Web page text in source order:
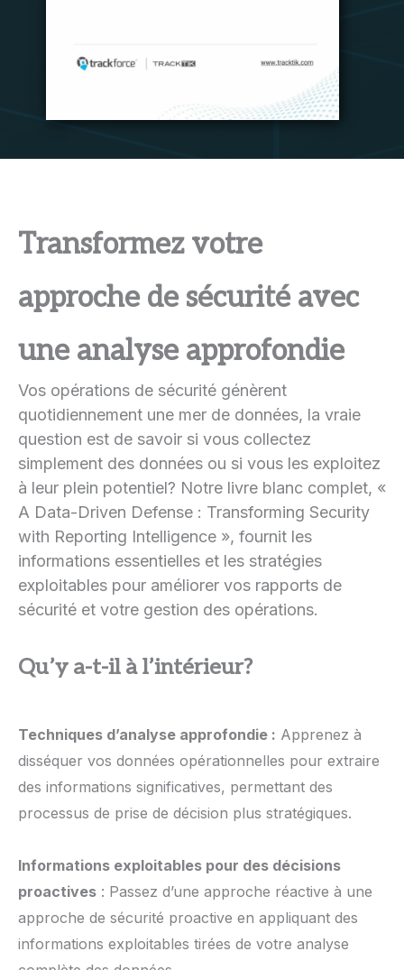
Transformez votre
approche de sécurité avec
une analyse approfondie
Vos opérations de sécurité génèrent
quotidiennement une mer de données, la vraie
question est de savoir si vous collectez
simplement des données ou si vous les exploitez
à leur plein potentiel? Notre livre blanc complet, «
A Data-Driven Defense : Transforming Security
with Reporting Intelligence », fournit les
informations essentielles et les stratégies
exploitables pour améliorer vos rapports de
sécurité et votre gestion des opérations.
Qu’y a-t-il à l’intérieur?
Techniques d’analyse approfondie : Apprenez à
disséquer vos données opérationnelles pour extraire
des informations significatives, permettant des
processus de prise de décision plus stratégiques.
Informations exploitables pour des décisions
proactives : Passez d’une approche réactive à une
approche de sécurité proactive en appliquant des
informations exploitables tirées de votre analyse